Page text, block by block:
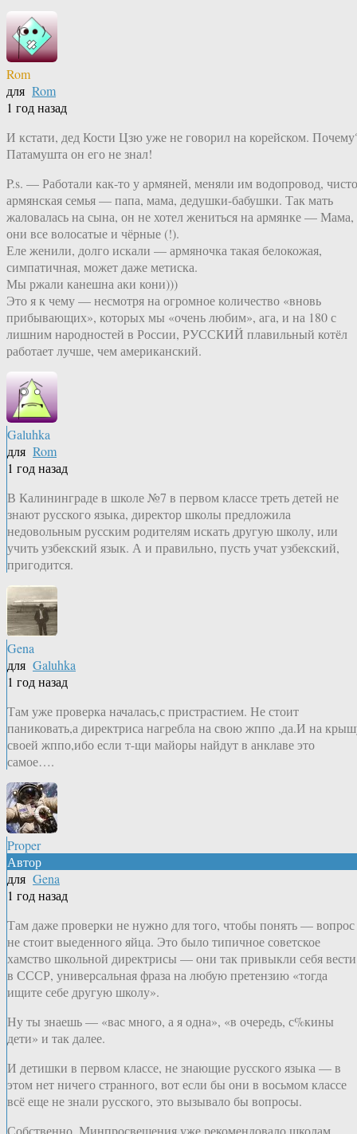
Rom
для Rom
1 год назад
И кстати, дед Кости Цзю уже не говорил на корейском.
Патамушта он его не знал!
P.s. — Работали как-то у армяней, меняли им водопровод, чисто
армянская семья — папа, мама, дедушки-бабушки. Так мать
жаловалась на сына, он не хотел жениться на армянке — Мама,
они все волосатые и чёрные (!).
Еле женили, долго искали — армяночка такая белокожая,
симпатичная, может даже метиска.
Мы ржали канешна аки кони)))
Это я к чему — несмотря на огромное количество «вновь
прибывающих», которых мы «очень любим», ага, и на 180 с
лишним народностей в России, РУССКИЙ плавильный котёл
работает лучше, чем американский.
Galuhka
для Rom
1 год назад
В Калининграде в школе №7 в первом классе треть детей не
знают русского языка, директор школы предложила
недовольным русским родителям искать другую школу, или
учить узбекский язык. А и правильно, пусть учат узбекский,
пригодится.
Gena
для Galuhka
1 год назад
Там уже проверка началась,с пристрастием. Не стоит
паниковать,а директриса нагребла на свою жппо ,да.И на
своей жппо,ибо если т-щи майоры найдут в анклаве это
самое….
Proper
Автор
для Gena
1 год назад
Там даже проверки не нужно для того, чтобы понять — вопрос
не стоит выеденного яйца. Это было типичное советское
хамство школьной директрисы — они так привыкли себя вести
в СССР, универсальная фраза на любую претензию «тогда
ищите себе другую школу».
Ну ты знаешь — «вас много, а я одна», «в очередь, с%кины
дети» и так далее.
И детишки в первом классе, не знающие русского языка — в
этом нет ничего странного, вот если бы они в восьмом классе
всё еще не знали русского, это вызывало бы вопросы.